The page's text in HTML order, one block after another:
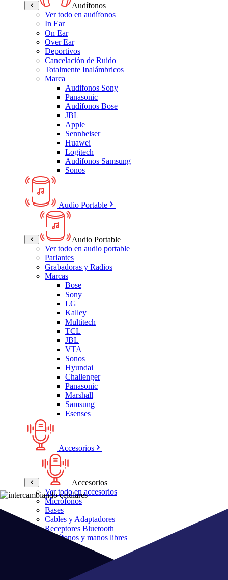
Audífonos
Ver todo en audífonos
In Ear
On Ear
Over Ear
Deportivos
Cancelación de Ruido
Totalmente Inalámbricos
Marca
Audifonos Sony
Panasonic
Audífonos Bose
JBL
Apple
Sennheiser
Huawei
Logitech
Audífonos Samsung
Sonos
Audio Portable
Audio Portable
Ver todo en audio portable
Parlantes
Grabadoras y Radios
Marcas
Bose
Sony
LG
Kalley
Multitech
TCL
JBL
VTA
Sonos
Hyundai
Challenger
Panasonic
Marshall
Samsung
Esenses
Accesorios
Accesorios
Ver todo en accesorios
Micrófonos
Bases
Cables y Adaptadores
Receptores Bluetooth
Audífonos y manos libres